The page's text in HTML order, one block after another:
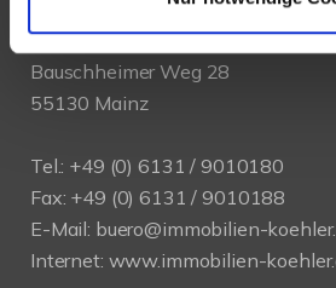
Köhler Immobilien GmbH
Bauschheimer Weg 28
55130 Mainz
Tel.: +49 (0) 6131 / 9010180
Fax: +49 (0) 6131 / 9010188
E-Mail: buero@immobilien-
Internet: www.immobilien-